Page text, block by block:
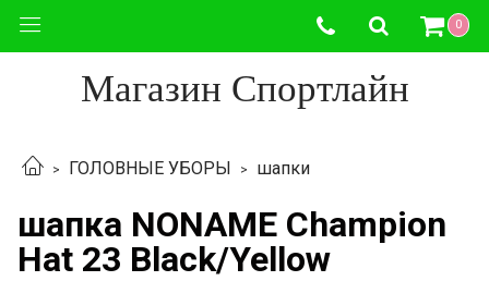
0
Магазин Спортлайн
ГОЛОВНЫЕ УБОРЫ шапки
шапка NONAME Champion
Hat 23 Black/Yellow